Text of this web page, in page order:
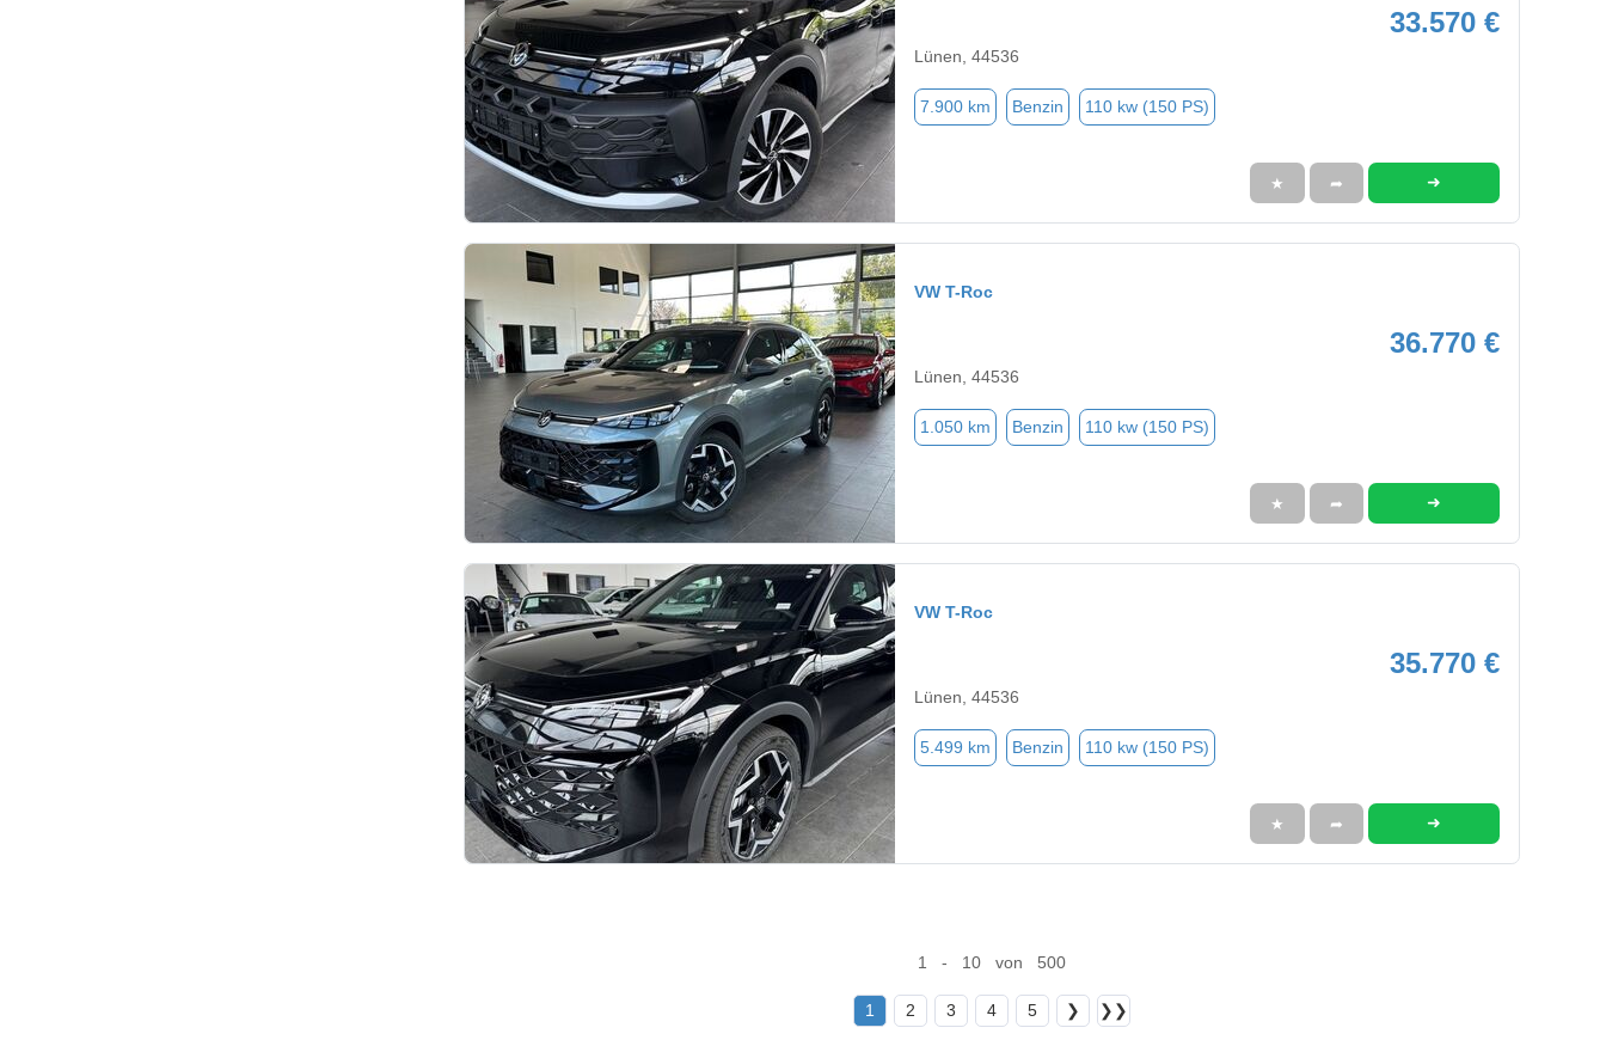
33.570 €
Lünen, 44536
7.900 km Benzin 110 kw (150 PS)
★ ➦ ➜
VW T-Roc
36.770 €
Lünen, 44536
1.050 km Benzin 110 kw (150 PS)
★ ➦ ➜
VW T-Roc
35.770 €
Lünen, 44536
5.499 km Benzin 110 kw (150 PS)
★ ➦ ➜
1 - 10 von 500
1 2 3 4 5 ❯ ❯❯